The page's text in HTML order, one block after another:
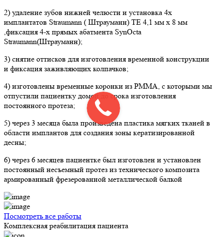
2) удаление зубов нижней челюсти и установка 4х
имплантатов Straumann ( Штрауманн) TE 4,1 мм х 8 мм
,фиксация 4-х прямых абатмента SynOcta
Straumann(Штрауманн);
3) снятие оттисков для изготовления временной конструкции
и фиксация заживляющих колпачков;
4) изготовлены временные коронки из PMMA, с которыми мы
отпустили пациентку домой до срока изготовления
постоянного протеза;
5) через 3 месяца была произведена пластика мягких тканей в
области имплантов для создания зоны кератизированной
десны;
6) через 6 месяцев пациентке был изготовлен и установлен
постоянный несъемный протез из технического композита
армированный фрезерованной металлической балкой
Посмотреть все работы
Комплексная реабилитация пациента